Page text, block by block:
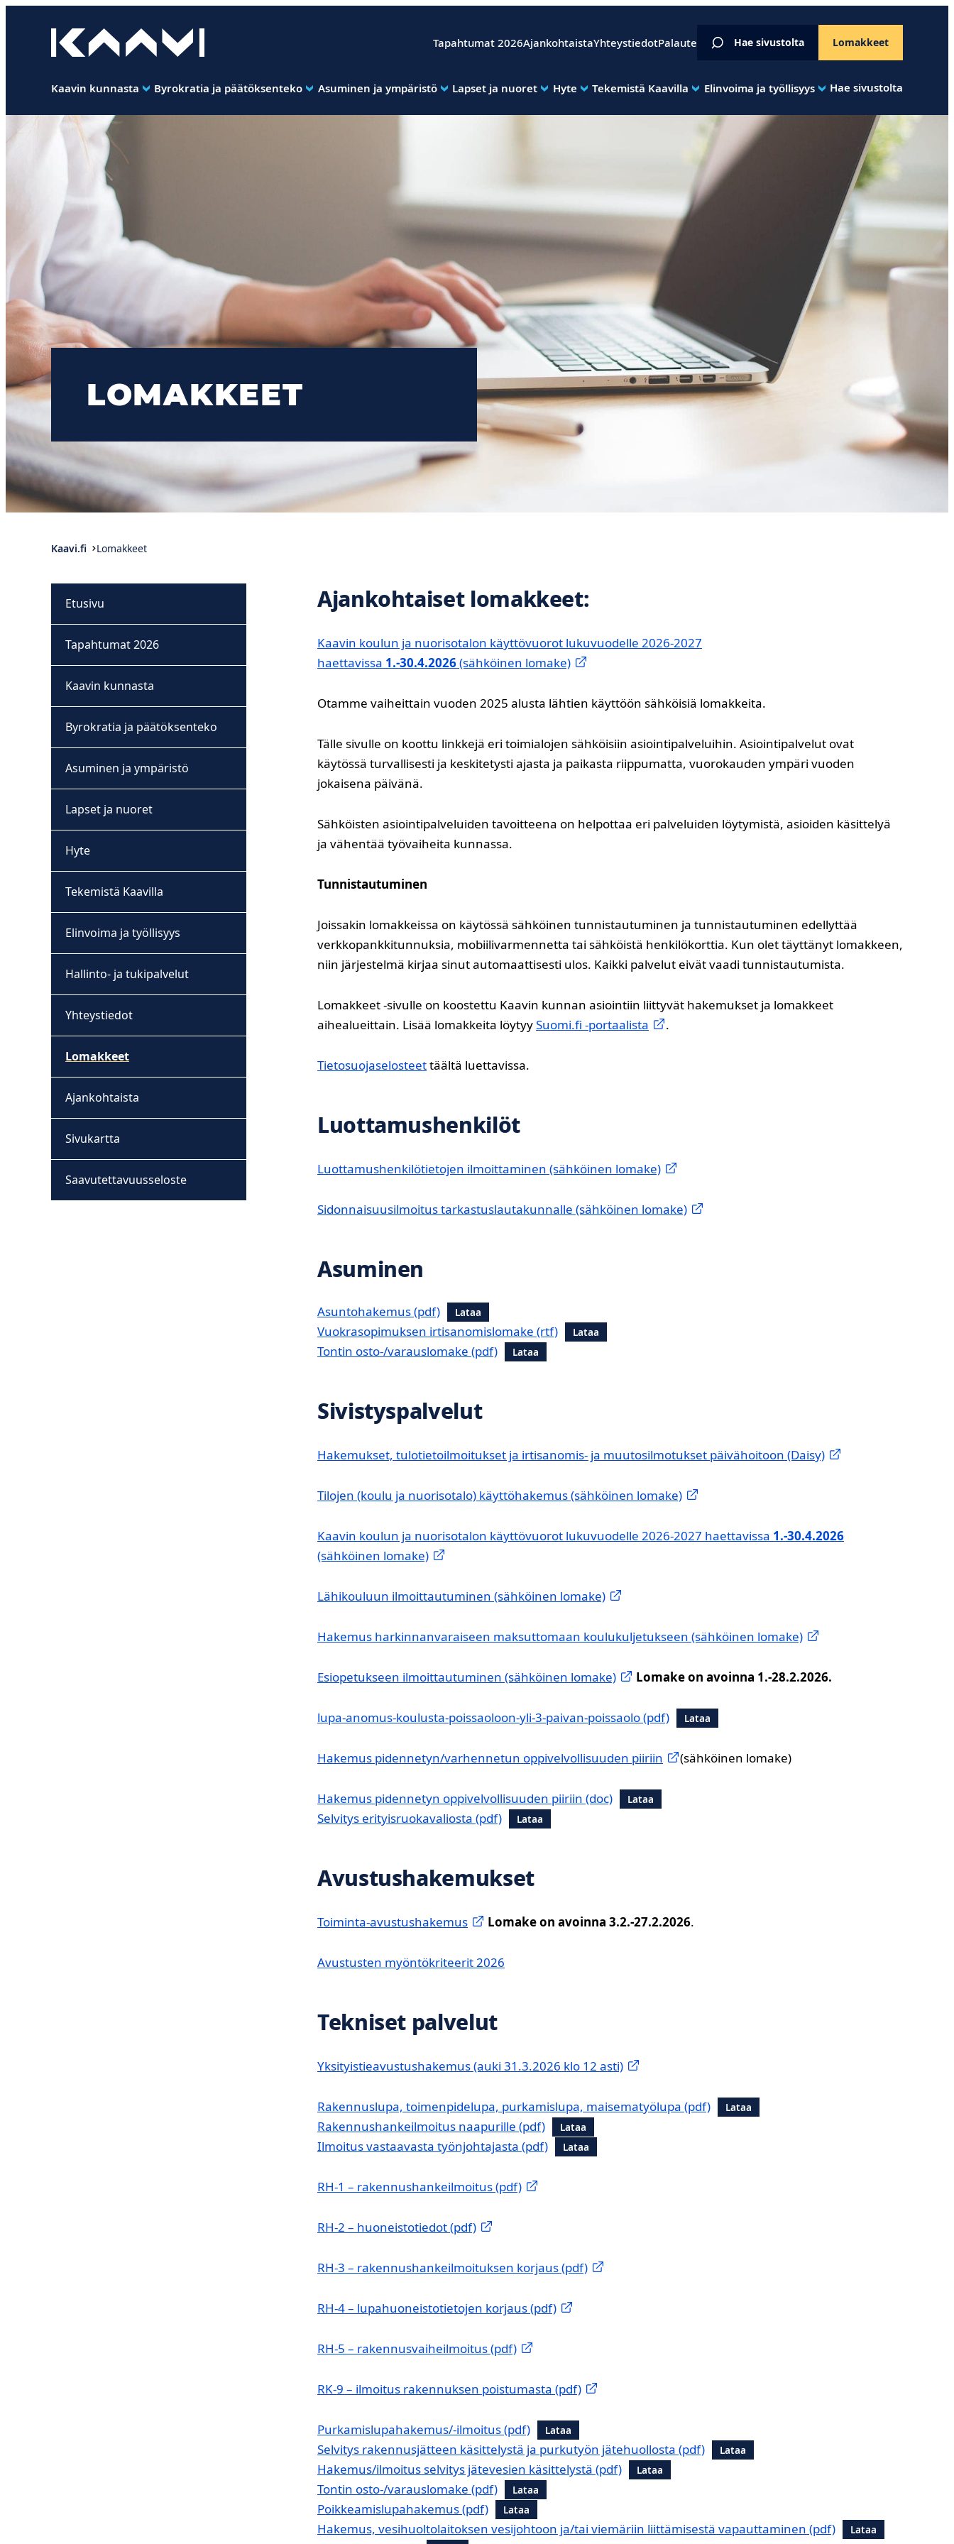
sisältöön
Kaavin kunta
pimee.
Tapahtumat 2026AjankohtaistaYhteystiedotPalaute Hae sivustolta Lomakkeet
Kaavin kunnasta Byrokratia ja päätöksenteko Asuminen ja ympäristö Lapset ja nuoret Hyte Tekemistä Kaavilla Elinvoima ja työllisyys Hae sivustolta
LOMAKKEET
Kaavi.fi Lomakkeet
Etusivu
Tapahtumat 2026
Kaavin kunnasta
Byrokratia ja päätöksenteko
Asuminen ja ympäristö
Lapset ja nuoret
Hyte
Tekemistä Kaavilla
Elinvoima ja työllisyys
Hallinto- ja tukipalvelut
Yhteystiedot
Lomakkeet
Ajankohtaista
Sivukartta
Saavutettavuusseloste
Ajankohtaiset lomakkeet:
Kaavin koulun ja nuorisotalon käyttövuorot lukuvuodelle 2026-2027
haettavissa 1.-30.4.2026(sähköinen lomake)
Otamme vaiheittain vuoden 2025 alusta lähtien käyttöön sähköisiä lomakkeita.
Tälle sivulle on koottu linkkejä eri toimialojen sähköisiin asiointipalveluihin. Asiointipalvelut ovat
käytössä turvallisesti ja keskitetysti ajasta ja paikasta riippumatta, vuorokauden ympäri vuoden
jokaisena päivänä.
Sähköisten asiointipalveluiden tavoitteena on helpottaa eri palveluiden löytymistä, asioiden käsittelyä
ja vähentää työvaiheita kunnassa.
Tunnistautuminen
Joissakin lomakkeissa on käytössä sähköinen tunnistautuminen ja tunnistautuminen edellyttää
verkkopankkitunnuksia, mobiilivarmennetta tai sähköistä henkilökorttia. Kun olet täyttänyt lomakkeen,
niin järjestelmä kirjaa sinut automaattisesti ulos. Kaikki palvelut eivät vaadi tunnistautumista.
Lomakkeet -sivulle on koostettu Kaavin kunnan asiointiin liittyvät hakemukset ja lomakkeet
aihealueittain. Lisää lomakkeita löytyySuomi.fi -portaalista .
Tietosuojaselosteettäältä luettavissa.
Luottamushenkilöt
Luottamushenkilötietojen ilmoittaminen (sähköinen lomake)
Sidonnaisuusilmoitus tarkastuslautakunnalle (sähköinen lomake)
Asuminen
Asuntohakemus Lataa
Vuokrasopimuksen irtisanomislomake Lataa
Tontin osto-/varauslomake Lataa
Sivistyspalvelut
Hakemukset, tulotietoilmoitukset ja irtisanomis- ja muutosilmotukset päivähoitoon (Daisy)
Tilojen (koulu ja nuorisotalo) käyttöhakemus (sähköinen lomake)
Kaavin koulun ja nuorisotalon käyttövuorot lukuvuodelle 2026-2027 haettavissa 1.-30.4.2026
(sähköinen lomake)
Lähikouluun ilmoittautuminen (sähköinen lomake)
Hakemus harkinnanvaraiseen maksuttomaan koulukuljetukseen (sähköinen lomake)
Esiopetukseen ilmoittautuminen (sähköinen lomake) Lomake on avoinna 1.-28.2.2026.
lupa-anomus-koulusta-poissaoloon-yli-3-paivan-poissaolo Lataa
Hakemus pidennetyn/varhennetun oppivelvollisuuden piiriin (sähköinen lomake)
Hakemus pidennetyn oppivelvollisuuden piiriin Lataa
Selvitys erityisruokavaliosta Lataa
Avustushakemukset
Toiminta-avustushakemus Lomake on avoinna 3.2.-27.2.2026.
Avustusten myöntökriteerit 2026
Tekniset palvelut
Yksityistieavustushakemus (auki 31.3.2026 klo 12 asti)
Rakennuslupa, toimenpidelupa, purkamislupa, maisematyölupa Lataa
Rakennushankeilmoitus naapurille Lataa
Ilmoitus vastaavasta työnjohtajasta Lataa
RH-1 – rakennushankeilmoitus (pdf)
RH-2 – huoneistotiedot (pdf)
RH-3 – rakennushankeilmoituksen korjaus (pdf)
RH-4 – lupahuoneistotietojen korjaus (pdf)
RH-5 – rakennusvaiheilmoitus (pdf)
RK-9 – ilmoitus rakennuksen poistumasta (pdf)
Purkamislupahakemus/-ilmoitus Lataa
Selvitys rakennusjätteen käsittelystä ja purkutyön jätehuollosta Lataa
Hakemus/ilmoitus selvitys jätevesien käsittelystä Lataa
Tontin osto-/varauslomake Lataa
Poikkeamislupahakemus Lataa
Hakemus, vesihuoltolaitoksen vesijohtoon ja/tai viemäriin liittämisestä vapauttaminen Lataa